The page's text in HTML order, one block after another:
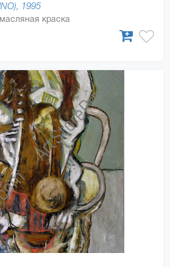
1995
краска